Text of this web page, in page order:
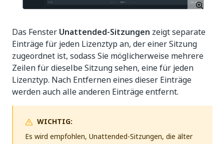
Das Fenster Unattended-Sitzungen zeigt separate
Einträge für jeden Lizenztyp an, der einer Sitzung
zugeordnet ist, sodass Sie möglicherweise mehrere
Zeilen für dieselbe Sitzung sehen, eine für jeden
Lizenztyp. Nach Entfernen eines dieser Einträge
werden auch alle anderen Einträge entfernt.
WICHTIG:
Es wird empfohlen, Unattended-Sitzungen, die älter